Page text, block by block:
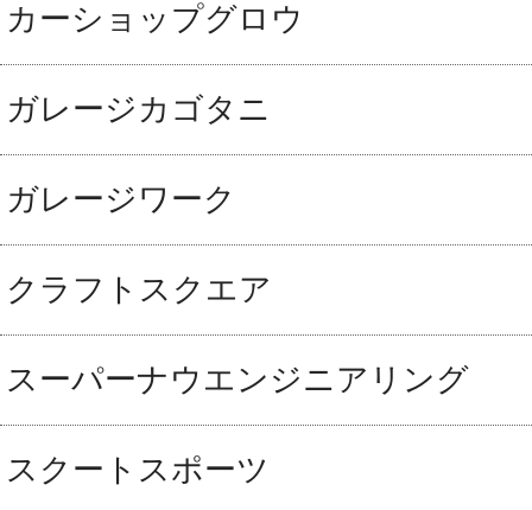
カーショップグロウ
ガレージカゴタニ
ガレージワーク
クラフトスクエア
スーパーナウエンジニアリング
スクートスポーツ